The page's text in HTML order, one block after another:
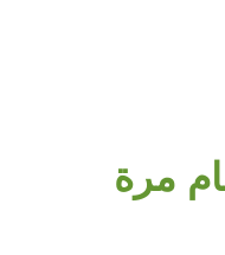
مرة